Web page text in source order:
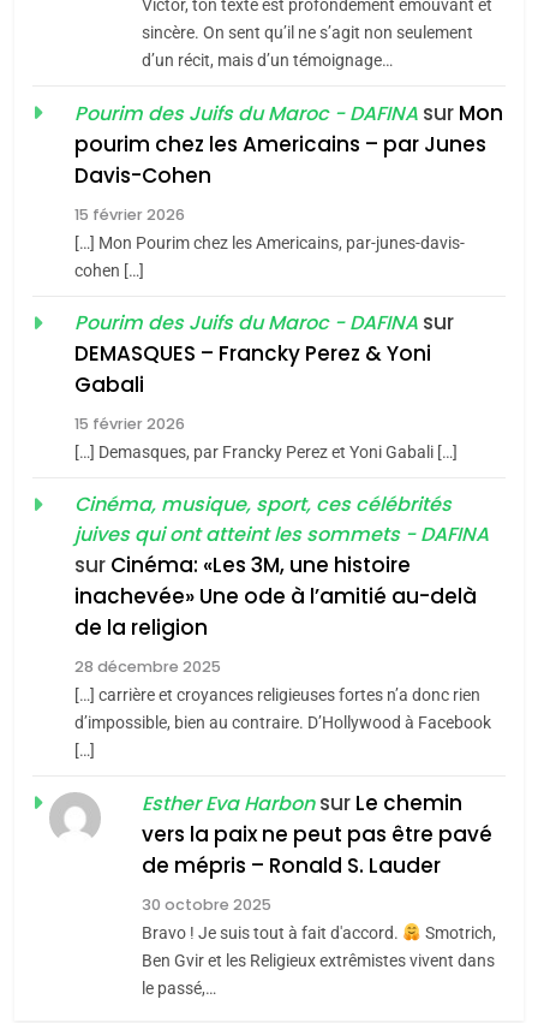
Tafraout, le miel de Tadla
Azilal consacrés produits
du terroir
DAFINA MAROC
Oeil ravageur – Vanessa
De Loya Stauber
«Tu dis génocide, je dis
guerre»: La nouvelle
Tout sur la Nostalgie
SOUVENIRS
l’alliance pourrait
s’étendre à 13 pays
d’Amérique latine
ISRAÉL JUDAISME
2025, l’année la plus
meurtrière selon le
rapport d’ADL contre
l’antisémitisme
FRANCE ISRAÉL
FIÈRE, DIGNE ET RÉSILIENTE :
POURQUOI JE REVENDIQUE
Victor, ton texte est profondément émouvant et
sincère. On sent qu’il ne s’agit non seulement
d’un récit, mais d’un témoignage…
Pourim des Juifs du Maroc - DAFINA sur Mon
pourim chez les Americains – par Junes
Davis-Cohen
15 février 2026
[…] Mon Pourim chez les Americains, par-junes-davis-
cohen […]
Pourim des Juifs du Maroc - DAFINA sur
DEMASQUES – Francky Perez & Yoni
Gabali
15 février 2026
[…] Demasques, par Francky Perez et Yoni Gabali […]
Cinéma, musique, sport, ces célébrités
juives qui ont atteint les sommets - DAFINA
sur Cinéma: «Les 3M, une histoire
inachevée» Une ode à l’amitié au-delà
de la religion
28 décembre 2025
[…] carrière et croyances religieuses fortes n’a donc rien
d’impossible, bien au contraire. D’Hollywood à Facebook
[…]
Esther Eva Harbonsur Le chemin
vers la paix ne peut pas être pavé
de mépris – Ronald S. Lauder
30 octobre 2025
Bravo ! Je suis tout à fait d'accord.
Smotrich,
Ben Gvir et les Religieux extrêmistes vivent dans
le passé,…
2025, l’année la plus
d’ADL contre
l’antisémitisme
FRANCE ISRAÉL
POURQUOI JE REVENDIQUE
Zrihen-Dvir
CE QUI NOUS MANQUE –
Jacques Hadida
JUDAISME
Maroc : Les amandes de
Azilal consacrés produits
du terroir
DAFINA MAROC
Oeil ravageur – Vanessa De
Loya Stauber
CINEMA ISRAÉL